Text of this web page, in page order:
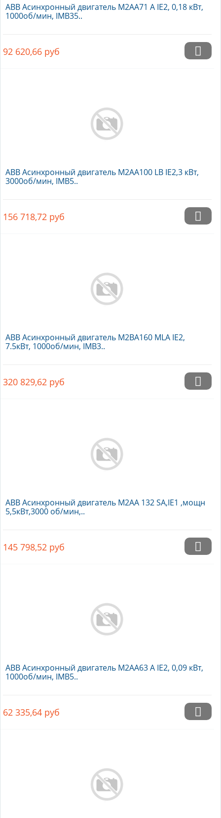
ABB Асинхронный двигатель M2AA71 A IE2, 0,18 кВт,
1000об/мин, IMB35..
92 620,66 руб
ABB Асинхронный двигатель M2AA100 LB IE2,3 кВт,
3000об/мин, IMB5..
156 718,72 руб
ABB Асинхронный двигатель M2BA160 MLA IE2,
7.5кВт, 1000об/мин, IMB3..
320 829,62 руб
ABB Асинхронный двигатель M2AA 132 SA,IE1 ,мощн
5,5кВт,3000 об/мин,..
145 798,52 руб
ABB Асинхронный двигатель M2AA63 A IE2, 0,09 кВт,
1000об/мин, IMB5..
62 335,64 руб